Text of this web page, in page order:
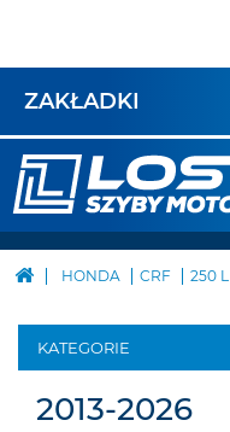
ZAKŁADKI
HONDA CRF 250 L
KATEGORIE
2013-2026